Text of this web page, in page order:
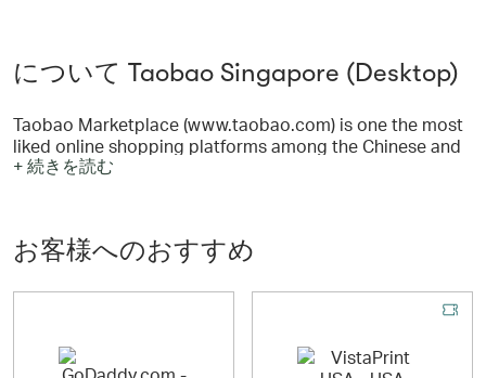
について Taobao Singapore (Desktop)
Taobao Marketplace (www.taobao.com) is one the most
liked online shopping platforms among the Chinese and
overseas customers looking for wide ranged and good
services ranging from B2C, B2B, group buy, and auction
etc.,featuring hundreds of millions of products and
+ 続きを読む
お客様へのおすすめ